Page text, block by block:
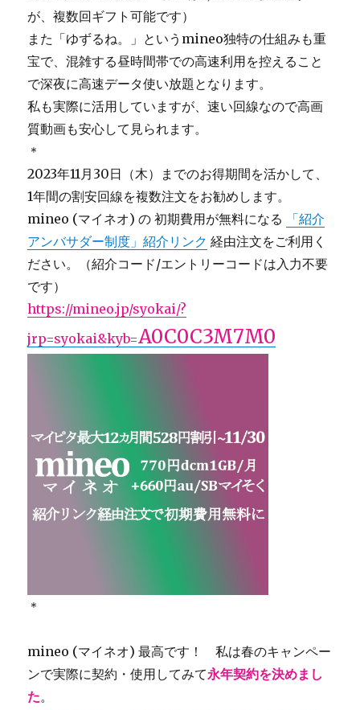
が、複数回ギフト可能です）
また「ゆずるね。」というmineo独特の仕組みも重
宝で、混雑する昼時間帯での高速利用を控えること
で深夜に高速データ使い放題となります。
私も実際に活用していますが、速い回線なので高画
質動画も安心して見られます。
＊
2023年11月30日（木）までのお得期間を活かして、
1年間の割安回線を複数注文をお勧めします。
mineo (マイネオ) の 初期費用が無料になる
「紹介
アンバサダー制度」紹介リンク 経由注文をご利用く
ださい。（紹介コード/エントリーコードは入力不要
です）
https://mineo.jp/syokai/?
jrp=syokai&kyb=A0C0C3M7M0
＊
mineo (マイネオ) 最高です！ 私は春のキャンペー
ンで実際に契約・使用してみて永年契約を決めまし
た。